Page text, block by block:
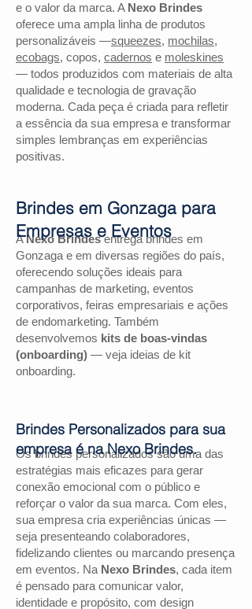
e o valor da marca. A Nexo Brindes
oferece uma ampla linha de produtos
personalizáveis —squeezes, mochilas,
ecobags, copos, cadernos e moleskines
— todos produzidos com materiais de alta
qualidade e tecnologia de gravação
moderna. Cada peça é criada para refletir
a essência da sua empresa e transformar
simples lembranças em experiências
positivas.
ANexo Brindesentrega brindes em
Gonzaga e em diversas regiões do país,
oferecendo soluções ideais para
campanhas de marketing, eventos
corporativos, feiras empresariais e ações
de endomarketing. Também
desenvolvemos kits de boas-vindas
(onboarding) — veja ideias de kit
onboarding.
Os brindes personalizados são uma das
estratégias mais eficazes para gerar
conexão emocional com o público e
reforçar o valor da sua marca. Com eles,
sua empresa cria experiências únicas —
seja presenteando colaboradores,
fidelizando clientes ou marcando presença
em eventos. Na Nexo Brindes, cada item
é pensado para comunicar valor,
identidade e propósito, com design
Brindes em Gonzaga para
Empresas e Eventos
Brindes Personalizados para sua
empresa é na Nexo Brindes.